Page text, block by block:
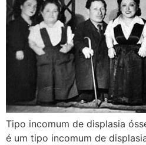
Tipo incomum de displasia
é um tipo incomum de